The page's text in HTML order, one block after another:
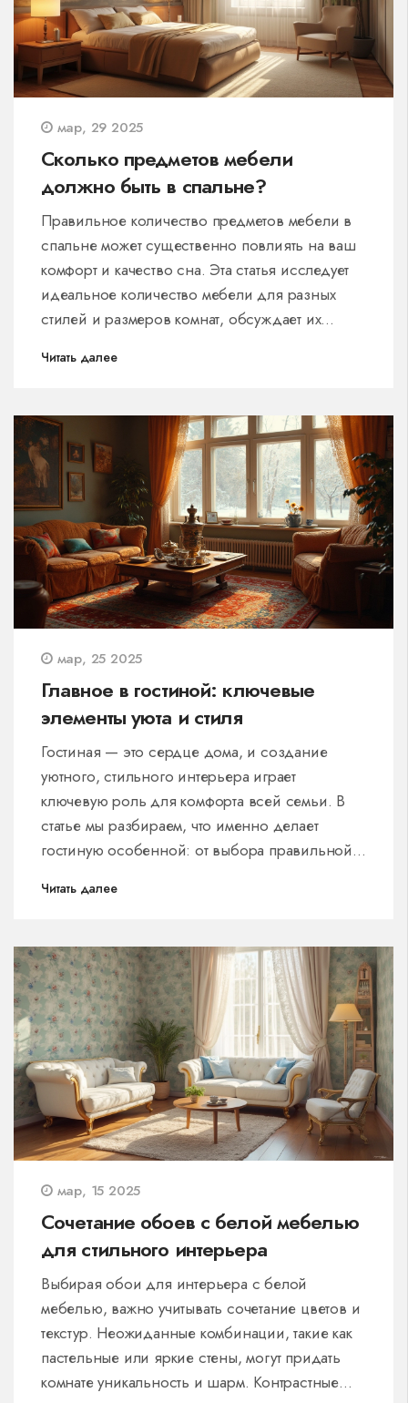
мар, 29 2025
Сколько предметов мебели
должно быть в спальне?
Правильное количество предметов мебели в
спальне может существенно повлиять на ваш
комфорт и качество сна. Эта статья исследует
идеальное количество мебели для разных
стилей и размеров комнат, обсуждает их
Узнайте, как избежать захламленности и
также расскажем о неочевидных деталях,
которые могут сделать вашу спальню более
удобной и привлекательной.
Читать далее
мар, 25 2025
Главное в гостиной: ключевые
элементы уюта и стиля
Гостиная — это сердце дома, и создание
уютного, стильного интерьера играет
ключевую роль для комфорта всей семьи. В
статье мы разбираем, что именно делает
гостиную особенной: от выбора правильной
но важных деталей, таких как освещение и
текстиля добавить теплоты и
индивидуальности пространству. Поделимся
практическими советами, чтобы ваша гостиная
стала идеальным местом для отдыха и встреч.
Читать далее
мар, 15 2025
Сочетание обоев с белой мебелью
для стильного интерьера
Выбирая обои для интерьера с белой
мебелью, важно учитывать сочетание цветов и
текстур. Неожиданные комбинации, такие как
пастельные или яркие стены, могут придать
комнате уникальность и шарм. Контрастные